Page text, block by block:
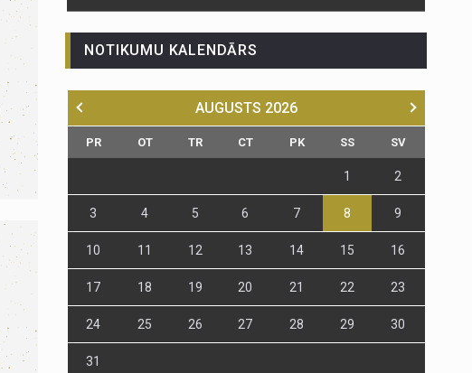
NOTIKUMU KALENDĀRS
AUGUSTS 2026
PR OT TR CT PK SS SV
1 2
3 4 5 6 7 8 9
10 11 12 13 14 15 16
17 18 19 20 21 22 23
24 25 26 27 28 29 30
31